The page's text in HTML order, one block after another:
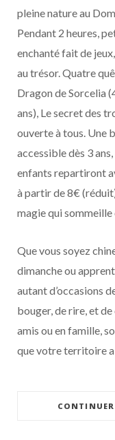
pleine nature au
Pendant 2 heures,
enchanté fait de
au trésor. Quatre
Dragon de Sorcelia
ans), Le secret des
ouverte à tous. Une
accessible dès 3
enfants repartiront
à partir de 8€
magie qui sommeille
Que vous soyez
dimanche ou
autant d’occasions
bouger, de rire, et
amis ou en famille,
que votre territoire
CONTINUER